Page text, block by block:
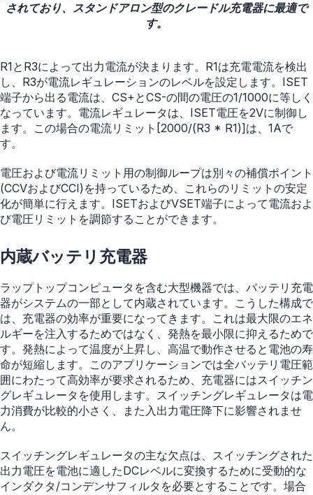
されており、スタンドアロン型のクレードル充電器に最適で
す。
R1とR3によって出力電流が決まります。R1は充電電流を検出
し、R3が電流レギュレーションのレベルを設定します。ISET
端子から出る電流は、CS+とCS-の間の電圧の1/1000に等しく
なっています。電流レギュレータは、ISET電圧を2Vに制御し
ます。この場合の電流リミット[2000/(R3 * R1)]は、1Aで
す。
電圧および電流リミット用の制御ループは別々の補償ポイント
(CCVおよびCCI)を持っているため、これらのリミットの安定
化が簡単に行えます。ISETおよびVSET端子によって電流およ
び電圧リミットを調節することができます。
内蔵バッテリ充電器
ラップトップコンピュータを含む大型機器では、バッテリ充電
器がシステムの一部として内蔵されています。こうした構成で
は、充電器の効率が重要になってきます。これは最大限のエネ
ルギーを注入するためではなく、発熱を最小限に抑えるためで
す。発熱によって温度が上昇し、高温で動作させると電池の寿
命が短縮します。このアプリケーションでは全バッテリ電圧範
囲にわたって高効率が要求されるため、充電器にはスイッチン
グレギュレータを使用します。スイッチングレギュレータは電
力消費が比較的小さく、また入出力電圧降下に影響されませ
ん。
スイッチングレギュレータの主な欠点は、スイッチングされた
出力電圧を電池に適したDCレベルに変換するために受動的な
インダクタ/コンデンサフィルタを必要とすることです。場合